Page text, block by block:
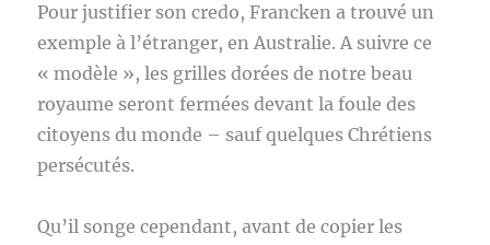
Pour justifier son credo, Francken a trouvé un
exemple à l’étranger, en Australie. A suivre ce
« modèle », les grilles dorées de notre beau
royaume seront fermées devant la foule des
citoyens du monde – sauf quelques Chrétiens
persécutés.
Qu’il songe cependant, avant de copier les